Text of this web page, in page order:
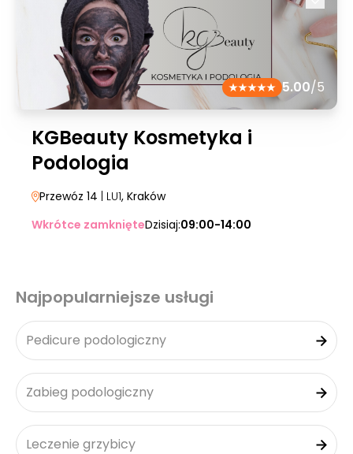
5.00/5
KGBeauty Kosmetyka i
Podologia
Przewóz 14 | LU1, Kraków
Wkrótce zamknięteDzisiaj:09:00-14:00
Najpopularniejsze usługi
Pedicure podologiczny
Zabieg podologiczny
Leczenie grzybicy